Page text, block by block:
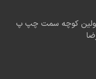
اولین کوچه سمت چپ پ